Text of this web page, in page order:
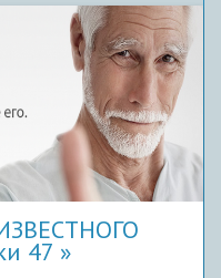
47